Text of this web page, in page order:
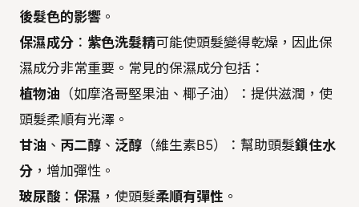
後髮色的影響 。
保濕成分 ： 紫色洗髮精可能使頭髮變得乾燥，因此保
濕成分非常重要。常見的保濕成分包括：
植物油 （如摩洛哥堅果油、椰子油）：提供滋潤，使
頭髮柔順有光澤。
甘油 、 丙二醇 、 泛醇 （維生素B5）：幫助頭髮鎖住水
分 ，增加彈性。
玻尿酸： 保濕 ，使頭髮柔順有彈性 。